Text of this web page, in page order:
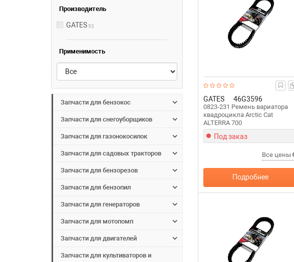
Производитель
GATES93
Применимость
Запчасти для бензокос
Запчасти для снегоуборщиков
Запчасти для газонокосилок
Запчасти для садовых тракторов
Запчасти для бензорезов
Запчасти для бензопил
Запчасти для генераторов
Запчасти для мотопомп
Запчасти для двигателей
Запчасти для культиваторов и
GATES 46G3596
0823-231 Ремень вариатора
квадроцикла Arctic Cat
ALTERRA 700
Под заказ
Все цены
Подробнее